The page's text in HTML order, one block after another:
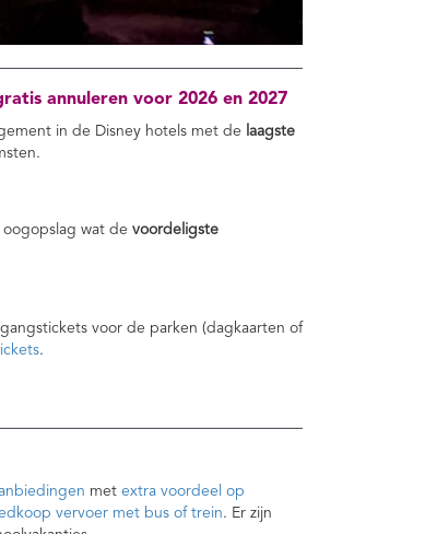
annuleren voor 2026 en 2027
in de Disney hotels met de laagste
wat de voordeligste
voor de parken (dagkaarten of
.
met extra voordeel op
vervoer met bus of trein. Er zijn